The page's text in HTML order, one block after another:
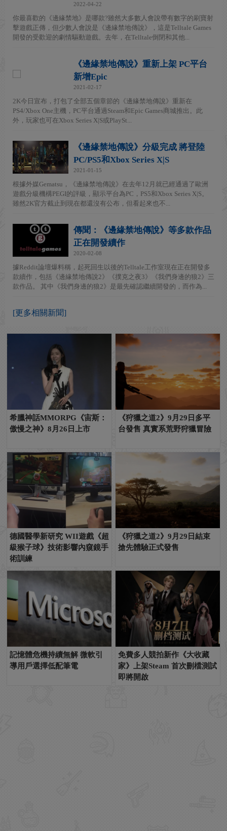
2022-04-22
你最喜歡的《邊緣禁地》是哪款?雖然大多數人會說帶有數字的刷寶射
擊遊戲正傳，但少數人會說是《邊緣禁地傳說》，這是Telltale Games
開發的受歡迎的劇情驅動遊戲。去年，在Telltale倒閉和其他...
《邊緣禁地傳說》重新上架 PC平台
新增Epic
2021-02-17
2K今日宣布，打包了全部五個章節的《邊緣禁地傳說》重新在
PS4/Xbox One主機，PC平台通過Steam和Epic Games商城推出。此
外，玩家也可在Xbox Series X|S或PlaySt...
《邊緣禁地傳說》分級完成 將登陸
PC/PS5和Xbox Series X|S
2021-01-15
根據外媒Gematsu，《邊緣禁地傳說》在去年12月就已經通過了歐洲
遊戲分級機構PEGI的評級，顯示平台為PC，PS5和Xbox Series X|S。
雖然2K官方截止到現在都還沒有公布，但看起來也不...
傳聞：《邊緣禁地傳說》等多款作品
正在開發續作
2020-02-08
據Reddit論壇爆料稱，起死回生以後的Telltale工作室現在正在開發多
款續作，包括《邊緣禁地傳說2》《撲克之夜3》《我們身邊的狼2》三
款作品。 其中《我們身邊的狼2》是最先確認繼續開發的，而作為...
[更多相關新聞]
希臘神話MMORPG《宙斯：
傲慢之神》8月26日上市
《狩獵之道2》9月29日多平
台發售 真實系荒野狩獵冒險
德國醫學新研究 WII遊戲《超
級猴子球》技術影響內窺鏡手
術訓練
《狩獵之道2》9月29日結束
搶先體驗正式發售
記憶體危機持續無解 微軟引
導用戶選擇低配筆電
免費多人競拍新作《大收藏
家》上架Steam 首次刪檔測試
即將開啟